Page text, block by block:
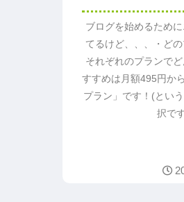
ブログを始めるため
てるけど、、、・ど
それぞれのプランで
すすめは月額495円か
プラン」です！(とい
択で